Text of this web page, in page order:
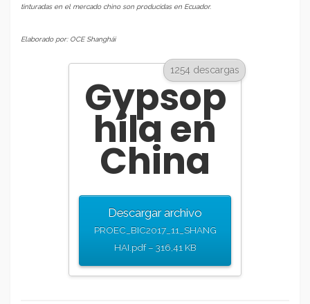
tinturadas en el mercado chino son producidas en Ecuador.
Elaborado por: OCE Shanghái
1254 descargas
Gypsop
hila en
China
Descargar archivo
PROEC_BIC2017_11_SHANG
HAI.pdf – 316,41 KB